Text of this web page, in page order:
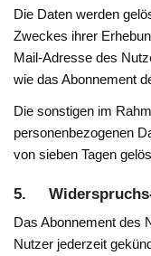
Die Daten werden
Zweckes ihrer
Mail-Adresse des
wie das Abonnement
Die sonstigen im
personenbezogenen
von sieben Tagen
5. Widerspruchs-
Das Abonnement des
Nutzer jederzeit